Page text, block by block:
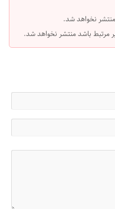
منتشر نخواهد شد.
مرتبط باشد منتشر نخواهد شد.